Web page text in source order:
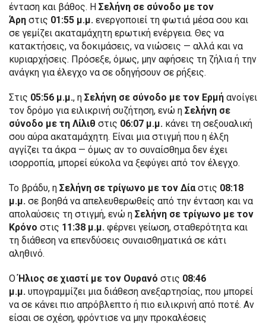
ένταση και βάθος. Η Σελήνη σε σύνοδο με τον
Άρη στις 01:55 μ.μ. ενεργοποιεί τη φωτιά μέσα σου και
σε γεμίζει ακαταμάχητη ερωτική ενέργεια. Θες να
κατακτήσεις, να δοκιμάσεις, να νιώσεις — αλλά και να
κυριαρχήσεις. Πρόσεξε, όμως, μην αφήσεις τη ζήλια ή την
ανάγκη για έλεγχο να σε οδηγήσουν σε ρήξεις.
Στις 05:56 μ.μ., η Σελήνη σε σύνοδο με τον Ερμή ανοίγει
τον δρόμο για ειλικρινή συζήτηση, ενώ η Σελήνη σε
σύνοδο με τη Λίλιθ στις 06:07 μ.μ. κάνει τη σεξουαλική
σου αύρα ακαταμάχητη. Είναι μια στιγμή που η έλξη
αγγίζει τα άκρα — όμως αν το συναίσθημα δεν έχει
ισορροπία, μπορεί εύκολα να ξεφύγει από τον έλεγχο.
Το βράδυ, η Σελήνη σε τρίγωνο με τον Δίαστις 08:18
μ.μ. σε βοηθά να απελευθερωθείς από την ένταση και να
απολαύσεις τη στιγμή, ενώ η Σελήνη σε τρίγωνο με τον
Κρόνο στις 11:38 μ.μ. φέρνει γείωση, σταθερότητα και
τη διάθεση να επενδύσεις συναισθηματικά σε κάτι
αληθινό.
ΟΉλιος σε χιαστί με τον Ουρανό στις 08:46
μ.μ. υπογραμμίζει μια διάθεση ανεξαρτησίας, που μπορεί
να σε κάνει πιο απρόβλεπτο ή πιο ειλικρινή από ποτέ. Αν
είσαι σε σχέση, φρόντισε να μην προκαλέσεις